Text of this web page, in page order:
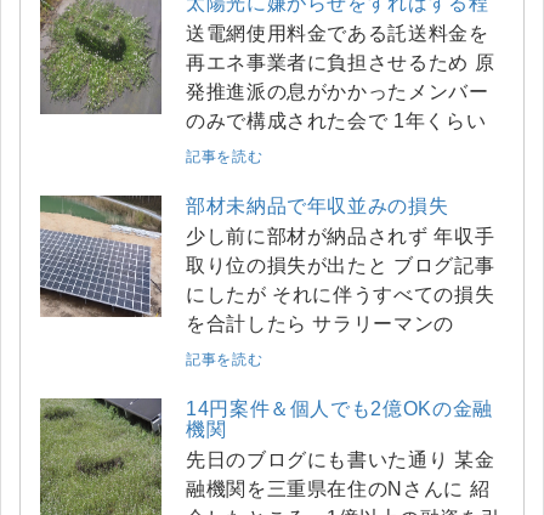
送電網使用料金である託送料金を
再エネ事業者に負担させるため 原
発推進派の息がかかったメンバー
のみで構成された会で 1年くらい
記事を読む
部材未納品で年収並みの損失
少し前に部材が納品されず 年収手
取り位の損失が出たと ブログ記事
にしたが それに伴うすべての損失
を合計したら サラリーマンの
記事を読む
14円案件＆個人でも2億OKの金融
機関
先日のブログにも書いた通り 某金
融機関を三重県在住のNさんに 紹